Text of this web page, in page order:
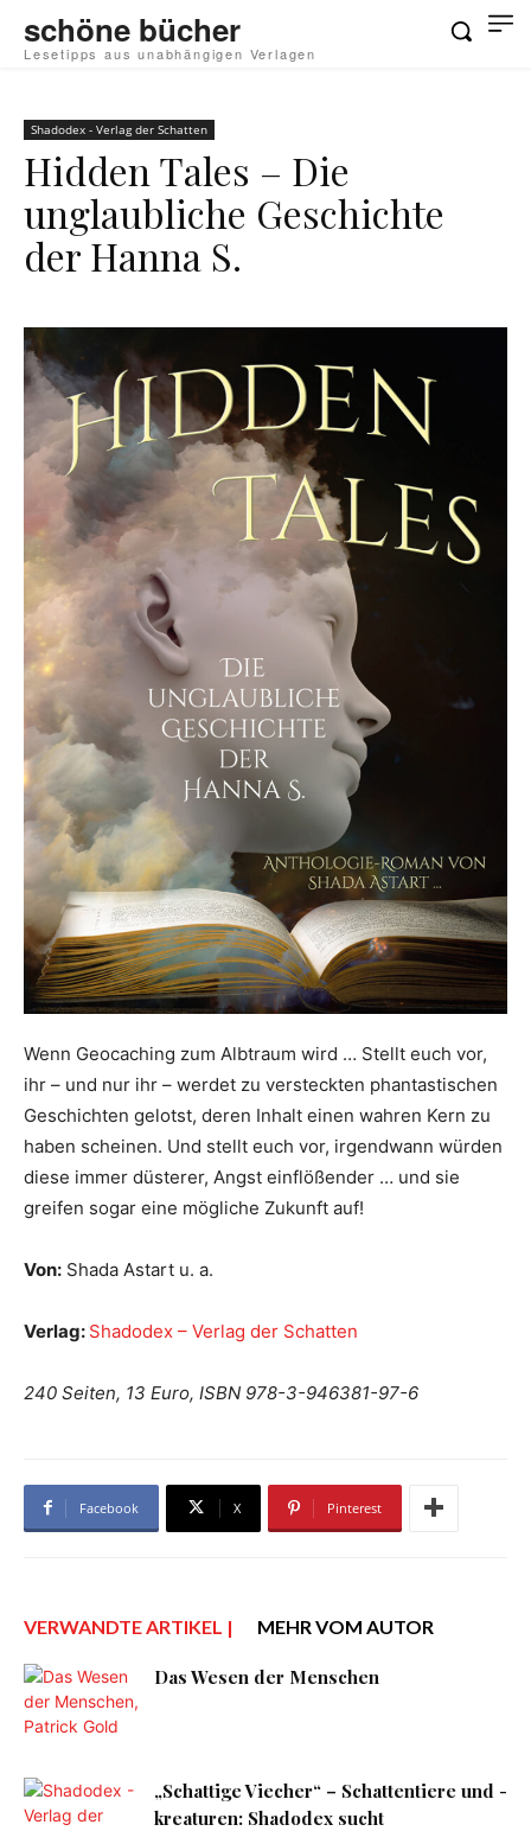
schöne bücher
Lesetipps aus unabhängigen Verlagen
Shadodex - Verlag der Schatten
Hidden Tales – Die
unglaubliche Geschichte
der Hanna S.
Wenn Geocaching zum Albtraum wird … Stellt euch vor,
ihr – und nur ihr – werdet zu versteckten phantastischen
Geschichten gelotst, deren Inhalt einen wahren Kern zu
haben scheinen. Und stellt euch vor, irgendwann würden
diese immer düsterer, Angst einflößender … und sie
greifen sogar eine mögliche Zukunft auf!
Von: Shada Astart u. a.
Verlag: Shadodex – Verlag der Schatten
240 Seiten, 13 Euro, ISBN 978-3-946381-97-6
Facebook X Pinterest
VERWANDTE ARTIKEL | MEHR VOM AUTOR
Das Wesen der Menschen
„Schattige Viecher“ – Schattentiere und -
kreaturen: Shadodex sucht